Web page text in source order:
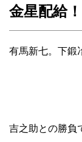
金星配給！
有馬新七。下鍛
吉之助との勝負